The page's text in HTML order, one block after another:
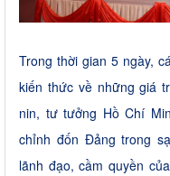
Trong thời gian 5 ngày,
kiến thức về những giá
nin, tư tưởng Hồ Chí
chỉnh đốn Đảng trong
lãnh đạo, cầm quyền